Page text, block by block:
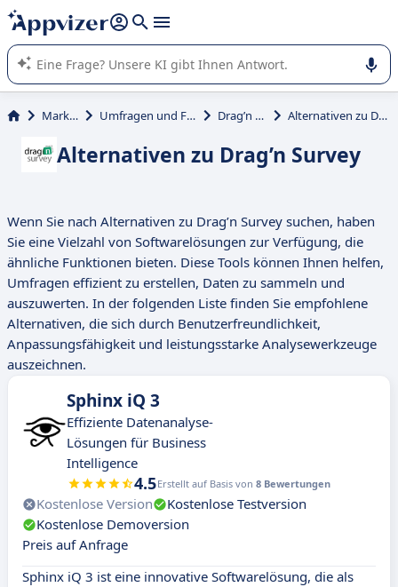
beantworten (mehrere Zeilen mit
Die KI von Appvizer führt Sie bei der Nutzung oder Auswahl
von SaaS-Software in Unternehmen.
Marketing Umfragen und Fragebögen Drag’n Survey Alternativen zu Drag’n Survey
Alternativen zu Drag’n Survey
Wenn Sie nach Alternativen zu Drag’n Survey suchen, haben
Sie eine Vielzahl von Softwarelösungen zur Verfügung, die
ähnliche Funktionen bieten. Diese Tools können Ihnen helfen,
Umfragen effizient zu erstellen, Daten zu sammeln und
auszuwerten. In der folgenden Liste finden Sie empfohlene
Alternativen, die sich durch Benutzerfreundlichkeit,
Anpassungsfähigkeit und leistungsstarke Analysewerkzeuge
auszeichnen.
Sphinx iQ 3
Effiziente Datenanalyse-
Lösungen für Business
Intelligence
4.5Erstellt auf Basis von 8 Bewertungen
Kostenlose Version
Kostenlose Testversion
Kostenlose Demoversion
Preis auf Anfrage
Sphinx iQ 3 ist eine innovative Softwarelösung, die als